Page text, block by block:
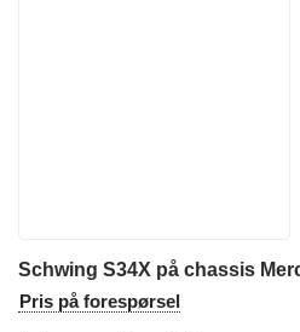
Schwing S34X på chassis
Pris på forespørsel